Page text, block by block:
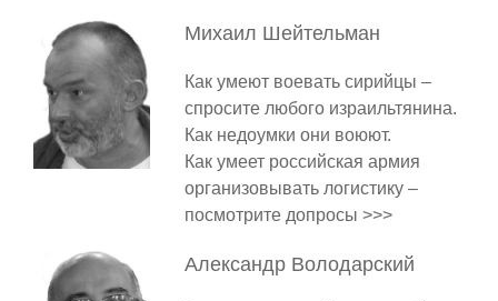
Михаил Шейтельман
Как умеют воевать сирийцы –
спросите любого израильтянина.
Как недоумки они воюют.
Как умеет российская армия
организовывать логистику –
посмотрите допросы >>>
Александр Володарский